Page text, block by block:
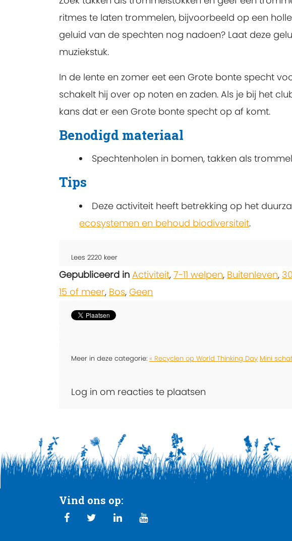
ritmes te laten trommelen, bijvoorbeeld op een
geluid van de spechten nog nadoen? Laat deze
muziekstuk.
In de lente en zomer eet een Grote bonte specht
schakelt hij over op noten en zaden. Als je bij het
kans dat er een Grote bonte specht op af komt.
Benodigd materiaal
Spechtenholen in bomen, takken als
Tips
Deze activiteit heeft betrekking op het
ecosystemen en behoud biodiversiteit.
Lees 2220 keer
Gepubliceerd in Activiteit, 7-11 welpen, Buitenleven,
15 of meer, Bos, Geen
Meer in deze categorie: « Recyclen op World Thinking Day Mini
Log in om reacties te plaatsen
Vind ons op: